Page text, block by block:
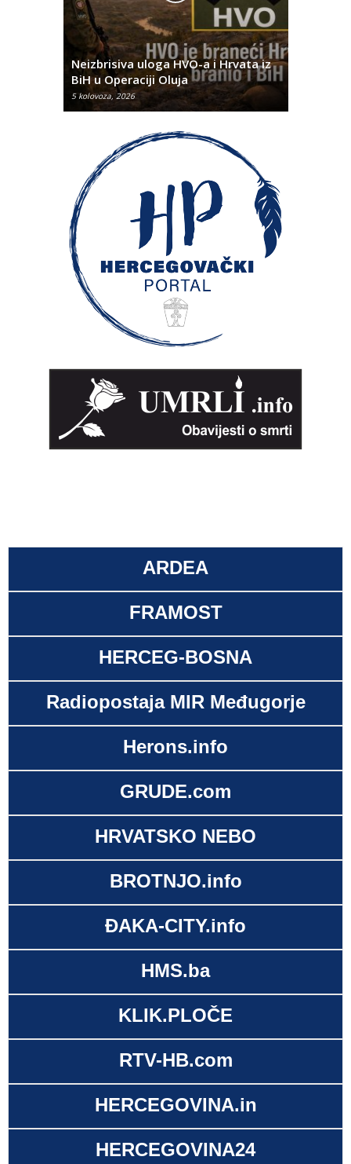
Neizbrisiva uloga HVO-a i Hrvata iz
BiH u Operaciji Oluja
5 kolovoza, 2026
ARDEA
FRAMOST
HERCEG-BOSNA
Radiopostaja MIR Međugorje
Herons.info
GRUDE.com
HRVATSKO NEBO
BROTNJO.info
ĐAKA-CITY.info
HMS.ba
KLIK.PLOČE
RTV-HB.com
HERCEGOVINA.in
HERCEGOVINA24